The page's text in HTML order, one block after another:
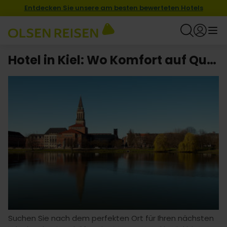
Entdecken Sie unsere am besten bewerteten Hotels
Hotel in Kiel: Wo Komfort auf Qualität trifft
Suchen Sie nach dem perfekten Ort für Ihren nächsten